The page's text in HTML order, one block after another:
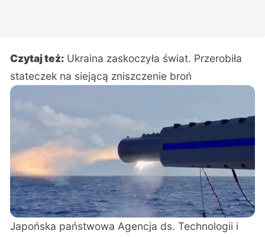
Czytaj też: Ukraina zaskoczyła świat. Przerobiła
stateczek na siejącą zniszczenie broń
Japońska państwowa Agencja ds. Technologii i